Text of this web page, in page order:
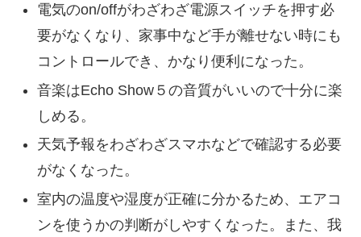
電気のon/offがわざわざ電源スイッチを押す必
要がなくなり、家事中など手が離せない時にも
コントロールでき、かなり便利になった。
音楽はEcho Show５の音質がいいので十分に楽
しめる。
天気予報をわざわざスマホなどで確認する必要
がなくなった。
室内の温度や湿度が正確に分かるため、エアコ
ンを使うかの判断がしやすくなった。また、我